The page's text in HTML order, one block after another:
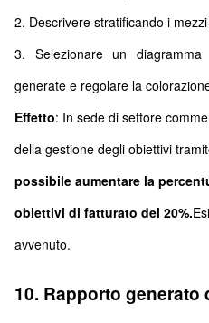
2. Descrivere stratificando i
3. Selezionare un
generate e regolare la
Effetto: In sede di settore
della gestione degli obiettivi
possibile aumentare la
obiettivi di fatturato del 20%.
avvenuto.
10. Rapporto generato